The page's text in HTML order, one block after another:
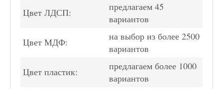
Цвет ЛДСП:
предлагаем 45
вариантов
Цвет МДФ:
на выбор из более 2500
вариантов
Цвет пластик:
предлагаем более 1000
вариантов